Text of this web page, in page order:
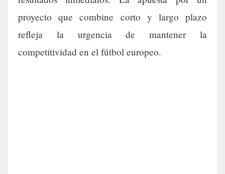
proyecto que combine corto y largo plazo
refleja la urgencia de mantener la
competitividad en el fútbol europeo.